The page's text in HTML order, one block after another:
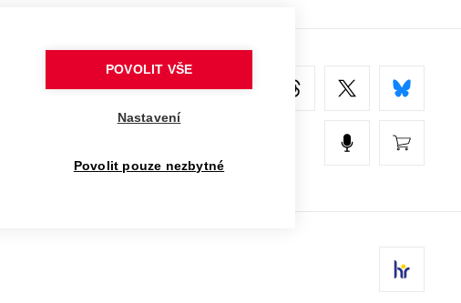
POVOLIT VŠE
Nastavení
Povolit pouze nezbytné